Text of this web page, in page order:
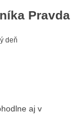
Pravda
deň
aj v